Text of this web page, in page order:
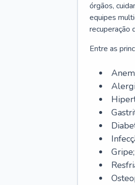
órgãos,
equipes
recuperação
Entre as
Gripe;